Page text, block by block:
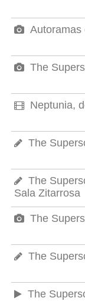
Autoramas
The
Neptunia,
The
The
Sala Zitarrosa
The
The
The